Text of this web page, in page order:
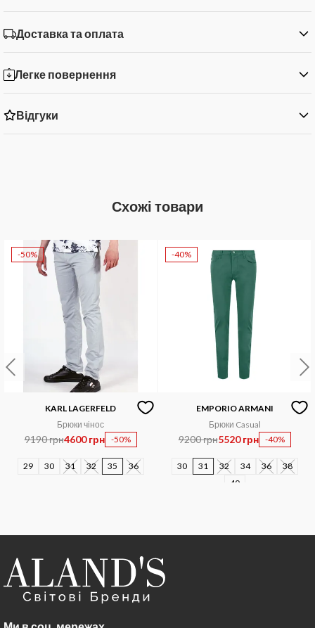
Доставка та оплата
Легке повернення
Відгуки
Схожі товари
-50%
KARL LAGERFELD
Брюки чінос
9190 грн4600 грн -50%
29 30 31 32 35 36
-40%
EMPORIO ARMANI
Брюки Casual
9200 грн5520 грн -40%
30 31 32 34 36
38
40